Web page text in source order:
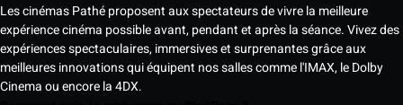
Les cinémas Pathé proposent aux spectateurs de vivre la meilleure
expérience cinéma possible avant, pendant et après la séance. Vivez des
expériences spectaculaires, immersives et surprenantes grâce aux
meilleures innovations qui équipent nos salles comme l'IMAX, le Dolby
Cinema ou encore la 4DX.